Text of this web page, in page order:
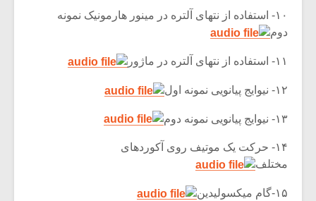
۱۰- استفاده از نتهای آلتره در مینور هارمونیک نمونه
دوم
۱۱- استفاده از نتهای آلتره در ماژور
۱۲- نیوایج پیانویی نمونه اول
۱۳- نیوایج پیانویی نمونه دوم
۱۴- حرکت یک موتیف روی آکوردهای
مختلف
۱۵-گام میکسولیدین